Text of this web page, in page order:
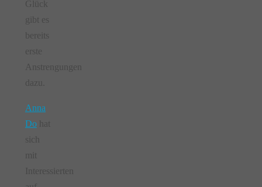
Glück
gibt es
bereits
erste
Anstrengungen
dazu.
Anna
Do hat
sich
mit
Interessierten